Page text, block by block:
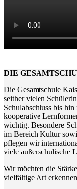
DIE
Die Gesamtschule
seither vielen
Schulabschluss bis
kooperative
wichtig. Besondere
im Bereich Kultur
pflegen wir
viele außerschulische
Wir möchten die
vielfältige Art